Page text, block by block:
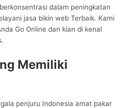
dalam peningkatan
jasa bikin web Terbaik. Kami
Go Online dan kian di kenal
Memiliki
penjuru Indonesia amat pakar